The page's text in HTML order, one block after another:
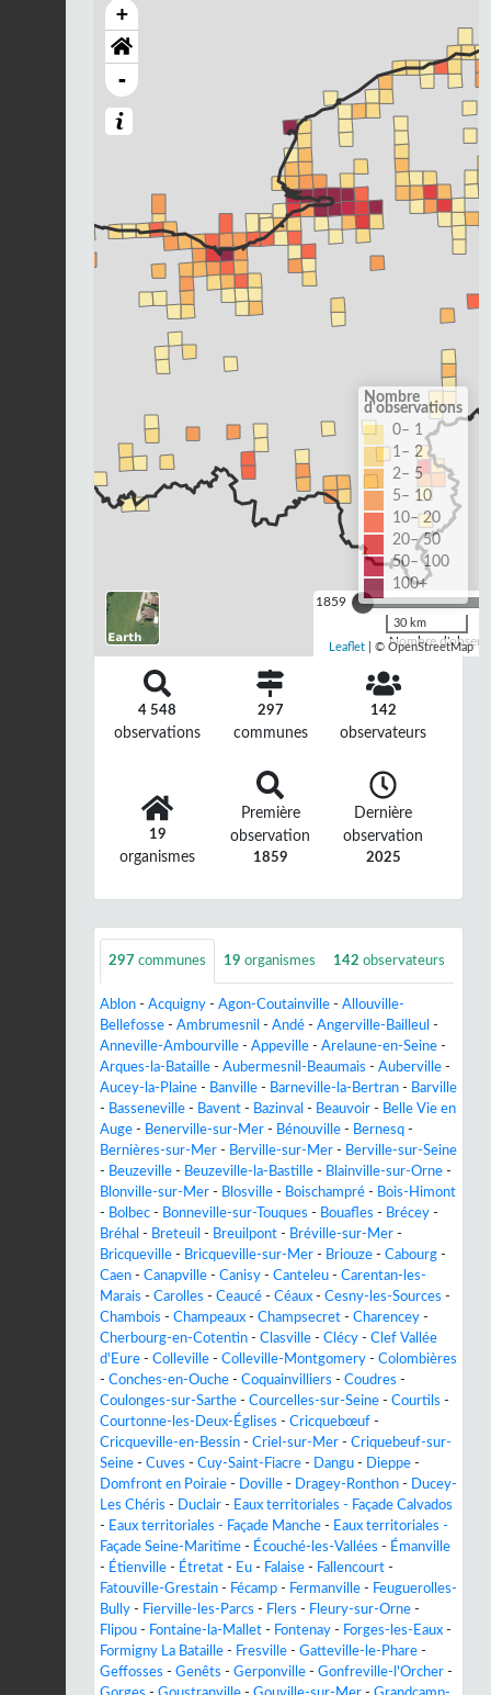
+
-
1859
Nombre
Nombre
d'observations
0– 1
1– 2
2– 5
5– 10
10– 20
20– 50
50– 100
100+
30 km
Leaflet | © OpenStreetMap
4 548
observations
297
communes
142
observateurs
19
organismes
Première
observation
1859
Dernière
observation
2025
297 communes 19 organismes 142 observateurs
Ablon - Acquigny - Agon-Coutainville - Allouville-
Bellefosse - Ambrumesnil - Andé - Angerville-Bailleul -
Anneville-Ambourville - Appeville - Arelaune-en-Seine -
Arques-la-Bataille - Aubermesnil-Beaumais - Auberville -
Aucey-la-Plaine - Banville - Barneville-la-Bertran - Barville
- Basseneville - Bavent - Bazinval - Beauvoir - Belle Vie en
Auge - Benerville-sur-Mer - Bénouville - Bernesq -
Bernières-sur-Mer - Berville-sur-Mer - Berville-sur-Seine
- Beuzeville - Beuzeville-la-Bastille - Blainville-sur-Orne -
Blonville-sur-Mer - Blosville - Boischampré - Bois-Himont
- Bolbec - Bonneville-sur-Touques - Bouafles - Brécey -
Bréhal - Breteuil - Breuilpont - Bréville-sur-Mer -
Bricqueville - Bricqueville-sur-Mer - Briouze - Cabourg -
Caen - Canapville - Canisy - Canteleu - Carentan-les-
Marais - Carolles - Ceaucé - Céaux - Cesny-les-Sources -
Chambois - Champeaux - Champsecret - Charencey -
Cherbourg-en-Cotentin - Clasville - Clécy - Clef Vallée
d'Eure - Colleville - Colleville-Montgomery - Colombières
- Conches-en-Ouche - Coquainvilliers - Coudres -
Coulonges-sur-Sarthe - Courcelles-sur-Seine - Courtils -
Courtonne-les-Deux-Églises - Cricquebœuf -
Cricqueville-en-Bessin - Criel-sur-Mer - Criquebeuf-sur-
Seine - Cuves - Cuy-Saint-Fiacre - Dangu - Dieppe -
Domfront en Poiraie - Doville - Dragey-Ronthon - Ducey-
Les Chéris - Duclair - Eaux territoriales - Façade Calvados
- Eaux territoriales - Façade Manche - Eaux territoriales -
Façade Seine-Maritime - Écouché-les-Vallées - Émanville
- Étienville - Étretat - Eu - Falaise - Fallencourt -
Fatouville-Grestain - Fécamp - Fermanville - Feuguerolles-
Bully - Fierville-les-Parcs - Flers - Fleury-sur-Orne -
Flipou - Fontaine-la-Mallet - Fontenay - Forges-les-Eaux -
Formigny La Bataille - Fresville - Gatteville-le-Phare -
Geffosses - Genêts - Gerponville - Gonfreville-l'Orcher -